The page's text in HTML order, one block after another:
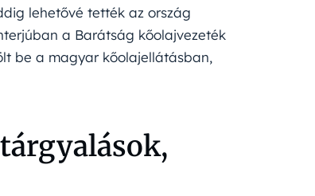
lehetővé tették az ország
a Barátság kőolajvezeték
be a magyar kőolajellátásban,